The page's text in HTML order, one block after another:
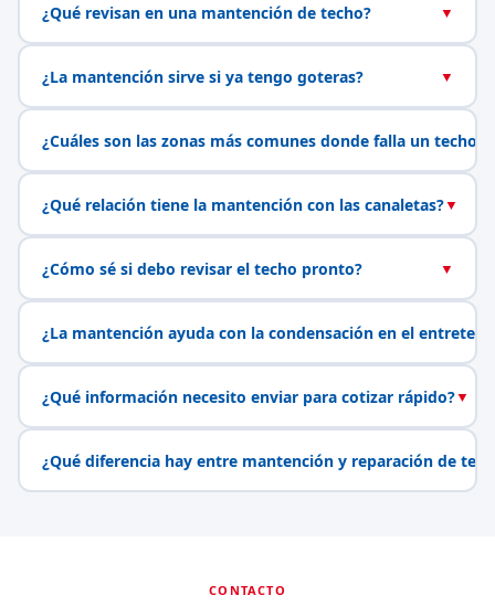
¿Qué revisan en una mantención de techo? ▼
¿La mantención sirve si ya tengo goteras? ▼
¿Cuáles son las zonas más comunes donde falla un techo?
¿Qué relación tiene la mantención con las canaletas?▼
¿Cómo sé si debo revisar el techo pronto? ▼
¿La mantención ayuda con la condensación en el
¿Qué información necesito enviar para cotizar rápido?▼
¿Qué diferencia hay entre mantención y reparación de
CONTACTO